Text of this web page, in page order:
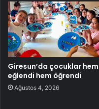
Giresun’da çocuklar hem
eğlendi hem öğrendi
Ağustos 4, 2026